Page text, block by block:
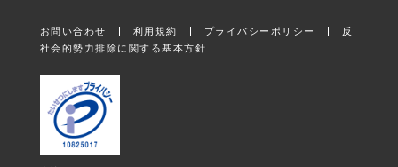
お問い合わせ 利用規約 プライバシーポリシー
反
社会的勢力排除に関する基本方針